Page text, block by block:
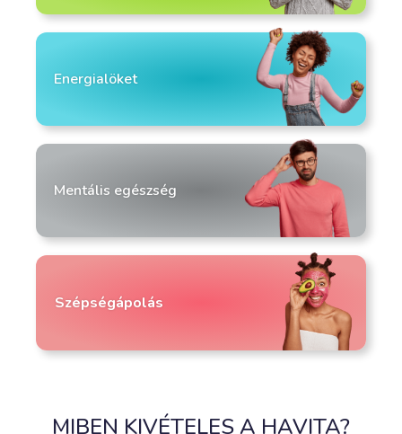
Energialöket
Mentális egészség
Szépségápolás
MIBEN KIVÉTELES A HAVITA?